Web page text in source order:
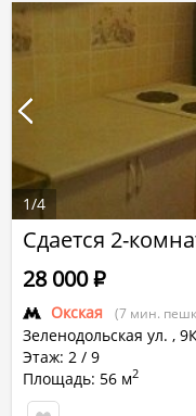
Сдается 2-
Окская (7 мин.
Зеленодольская ул. ,
Этаж: 2 / 9
Площадь: 56 м2
28 000Р
1/4